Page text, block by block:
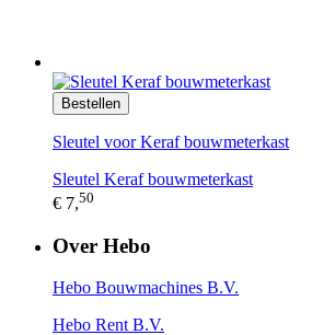
Bestellen
Sleutel voor Keraf bouwmeterkast
Sleutel Keraf bouwmeterkast
€ 7,50
Over Hebo
Hebo Bouwmachines B.V.
Hebo Rent B.V.